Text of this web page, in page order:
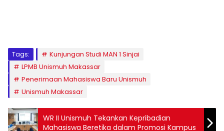
Tags:
Kunjungan Studi MAN 1 Sinjai
LPMB Unismuh Makassar
Penerimaan Mahasiswa Baru Unismuh
Unismuh Makassar
WR II Unismuh Tekankan Kepribadian
Mahasiswa Beretika dalam Promosi Kampus